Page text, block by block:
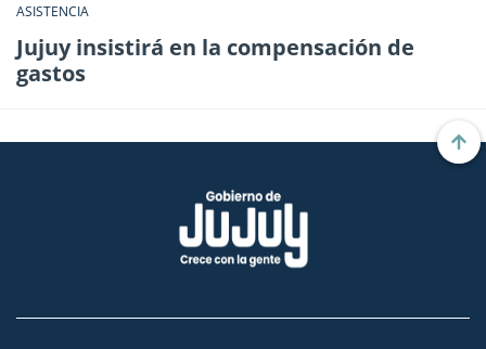
ASISTENCIA
Jujuy insistirá en la compensación de
gastos